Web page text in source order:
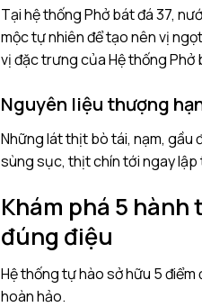
Tại hệ thống Phở bát đá 37,
mộc tự nhiên để tạo nên vị
vị đặc trưng của Hệ thống Phở
Nguyên liệu thượng
Những lát thịt bò tái, nạm, gầu
sùng sục, thịt chín tới ngay lập
Khám phá 5
đúng điệu
Hệ thống tự hào sở hữu 5
hoàn hảo.